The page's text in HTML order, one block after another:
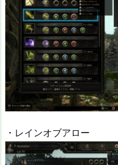
・レインオブアロー